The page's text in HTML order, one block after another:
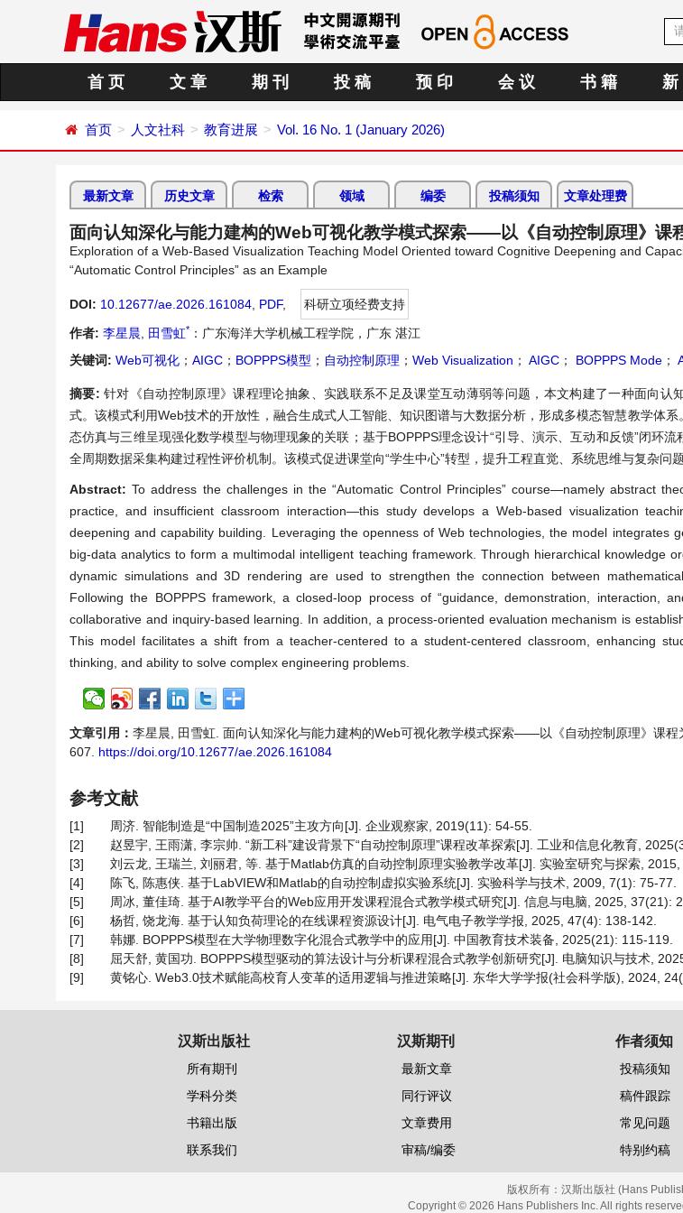
首 页 文 章 期 刊 投 稿 预 印 会 议 书 籍 新
首页 人文社科 教育进展 Vol. 16 No. 1 (January 2026)
最新文章 历史文章 检索 领域 编委 投稿须知 文章处理费
面向认知深化与能力建构的Web可视化教学模式探索——以《自动控制原理》课
Exploration of a Web-Based Visualization Teaching Model Oriented toward Cognitive Deepening and
“Automatic Control Principles” as an Example
DOI: 10.12677/ae.2026.161084 PDF,
科研立项经费支持
作者: 李星晨 田雪虹* ：广东海洋大学机械工程学院，广东 湛江
关键词: Web可视化 ； AIGC ； BOPPPS模型 ； 自动控制原理 ； Web Visualization ； AIGC ； BOPPPS Mode ；
摘要:针对《自动控制原理》课程理论抽象、实践联系不足及课堂互动薄弱等问题，本文构建了一种面向认
式。该模式利用Web技术的开放性，融合生成式人工智能、知识图谱与大数据分析，形成多模态智慧教学体
态仿真与三维呈现强化数学模型与物理现象的关联；基于BOPPPS理念设计“引导、演示、互动和反馈”闭环
全周期数据采集构建过程性评价机制。该模式促进课堂向“学生中心”转型，提升工程直觉、系统思维与复杂问题
Abstract:To address the challenges in the “Automatic Control Principles” course—namely abstract
practice, and insufficient classroom interaction—this study develops a Web-based visualization
deepening and capability building. Leveraging the openness of Web technologies, the model integrates
big-data analytics to form a multimodal intelligent teaching framework. Through hierarchical knowledge
dynamic simulations and 3D rendering are used to strengthen the connection between
Following the BOPPPS framework, a closed-loop process of “guidance, demonstration, interaction,
collaborative and inquiry-based learning. In addition, a process-oriented evaluation mechanism is
This model facilitates a shift from a teacher-centered to a student-centered classroom, enhancing
thinking, and ability to solve complex engineering problems.
文章引用： 李星晨, 田雪虹. 面向认知深化与能力建构的Web可视化教学模式探索——以《自动控制原理》课
607. https://doi.org/10.12677/ae.2026.161084
参考文献
[1]
周济. 智能制造是“中国制造2025”主攻方向[J]. 企业观察家, 2019(11): 54-55.
[2]
赵昱宇, 王雨潇, 李宗帅. “新工科”建设背景下“自动控制原理”课程改革探索[J]. 工业和信息化教育,
[3]
刘云龙, 王瑞兰, 刘丽君, 等. 基于Matlab仿真的自动控制原理实验教学改革[J]. 实验室研究与探索, 2015,
[4]
陈飞, 陈惠侠. 基于LabVIEW和Matlab的自动控制虚拟实验系统[J]. 实验科学与技术, 2009, 7(1): 75-77.
[5]
周冰, 董佳琦. 基于AI教学平台的Web应用开发课程混合式教学模式研究[J]. 信息与电脑, 2025, 37(21):
[6]
杨哲, 饶龙海. 基于认知负荷理论的在线课程资源设计[J]. 电气电子教学学报, 2025, 47(4): 138-142.
[7]
韩娜. BOPPPS模型在大学物理数字化混合式教学中的应用[J]. 中国教育技术装备, 2025(21): 115-119.
[8]
屈天舒, 黄国功. BOPPPS模型驱动的算法设计与分析课程混合式教学创新研究[J]. 电脑知识与技术,
[9]
黄铭心. Web3.0技术赋能高校育人变革的适用逻辑与推进策略[J]. 东华大学学报(社会科学版), 2024,
汉斯出版社
所有期刊
学科分类
书籍出版
联系我们
汉斯期刊
最新文章
同行评议
文章费用
审稿/编委
作者须知
投稿须知
稿件跟踪
常见问题
特别约稿
版权所有： 汉斯出版社 (Hans
Copyright © 2026 Hans Publishers Inc. All rights